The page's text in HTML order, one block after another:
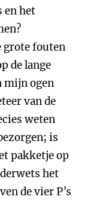
en het
grote fouten
de lange
mijn ogen
van de
weten
is
pakketje op
het
de vier P’s